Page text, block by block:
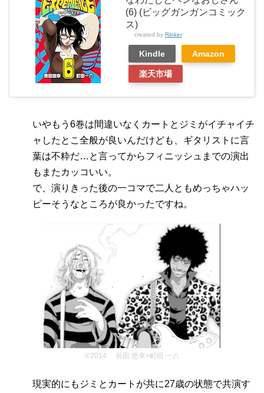
(6) (ビッグガンガンコミック
ス)
created by Rinker
Kindle Amazon
楽天市場
いやもう6巻は間違いなくカートとジミがイチャイチ
ャしたとこ全般が良いんだけども、ギタリストに言
葉は不粋だ…と言ってからフィニッシュまでの演出
もまたカッコいい。
で、演りきった後の一コマで二人ともめっちゃハッ
ピーそうなところが良かったですね。
©2014 長田 悠幸×町田 一八
現実的にもジミとカートが共に27歳の状態で共演す